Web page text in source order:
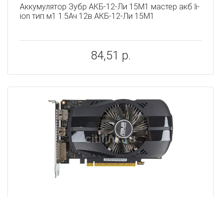
Аккумулятор Зубр АКБ-12-Ли 15М1 мастер акб li-
ion тип м1 1.5Ач 12в АКБ-12-Ли 15М1
84,51 р.